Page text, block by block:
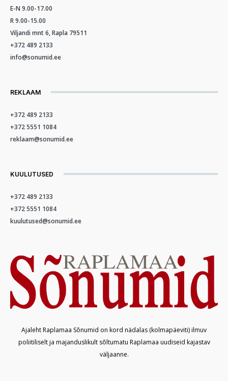
E-N 9.00-17.00
R 9.00-15.00
Viljandi mnt 6, Rapla 79511
+372 489 2133
info@sonumid.ee
REKLAAM
+372 489 2133
+372 5551 1084
reklaam@sonumid.ee
KUULUTUSED
+372 489 2133
+372 5551 1084
kuulutused@sonumid.ee
Ajaleht Raplamaa Sõnumid on kord nädalas (kolmapäeviti) ilmuv
poliitiliselt ja majanduslikult sõltumatu Raplamaa uudiseid kajastav
väljaanne.